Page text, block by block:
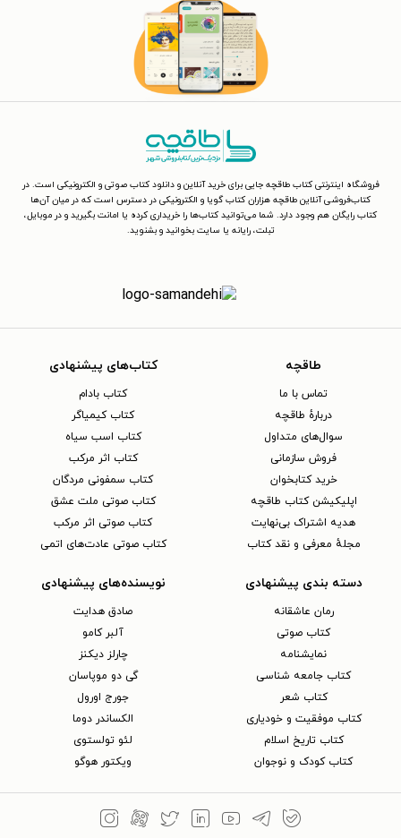
فروشگاه اینترنتی کتاب طاقچه جایی برای خرید آنلاین و دانلود کتاب صوتی و الکترونیکی است. در
کتاب‌فروشی آنلاین طاقچه هزاران کتاب گویا و الکترونیکی در دسترس است که در میان آن‌ها
کتاب رایگان هم وجود دارد. شما می‌توانید کتاب‌ها را خریداری کرده یا امانت بگیرید و در موبایل،
تبلت، رایانه یا سایت بخوانید و بشنوید.
طاقچه
تماس با ما
دربارهٔ طاقچه
سوال‌های متداول
فروش سازمانی
خرید کتابخوان
اپلیکیشن کتاب طاقچه
هدیه اشتراک بی‌نهایت
مجلهٔ معرفی و نقد کتاب
کتاب‌های پیشنهادی
کتاب بادام
کتاب کیمیاگر
کتاب اسب سیاه
کتاب اثر مرکب
کتاب سمفونی مردگان
کتاب صوتی ملت عشق
کتاب صوتی اثر مرکب
کتاب صوتی عادت‌های اتمی
دسته بندی پیشنهادی
رمان عاشقانه
کتاب‌ صوتی
نمایشنامه
کتاب جامعه شناسی
کتاب شعر
کتاب موفقیت و خودیاری
کتاب تاریخ اسلام
کتاب کودک و نوجوان
نویسنده‌های پیشنهادی
صادق هدایت
آلبر کامو
چارلز دیکنز
گی دو موپاسان
جورج اورول
الکساندر دوما
لئو تولستوی
ویکتور هوگو